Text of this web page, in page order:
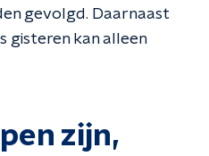
gevolgd. Daarnaast
gisteren kan alleen
zijn,